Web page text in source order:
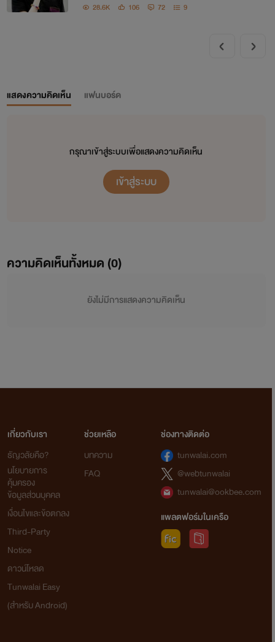
28.6K 106 72 9
แสดงความคิดเห็น แฟนบอร์ด
กรุณาเข้าสู่ระบบเพื่อแสดงความคิดเห็น
เข้าสู่ระบบ
ความคิดเห็นทั้งหมด (0)
ยังไม่มีการแสดงความคิดเห็น
เกี่ยวกับเรา
ธัญวลัยคือ?
นโยบายการ
คุ้มครอง
ข้อมูลส่วนบุคคล
เงื่อนไขและข้อตกลง
Third-Party
Notice
ดาวน์โหลด
Tunwalai Easy
(สำหรับ Android)
ช่วยเหลือ
บทความ
FAQ
ช่องทางติดต่อ
tunwalai.com
@webtunwalai
tunwalai@ookbee.com
แพลตฟอร์มในเครือ